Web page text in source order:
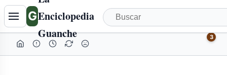
GEnciclopedia
Guanche
3